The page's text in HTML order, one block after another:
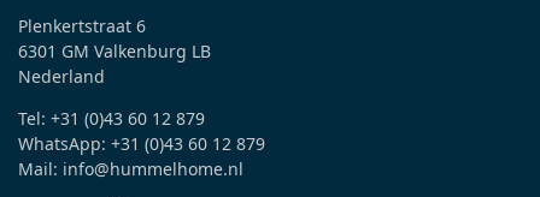
Plenkertstraat 6
6301 GM Valkenburg LB
Nederland
Tel: +31 (0)43 60 12 879
WhatsApp: +31 (0)43 60 12 879
Mail: info@hummelhome.nl